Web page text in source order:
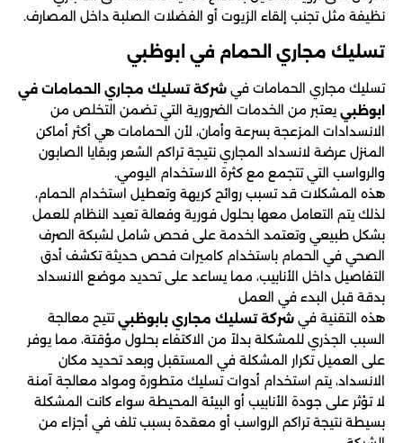
نظيفة مثل تجنب إلقاء الزيوت أو الفضلات الصلبة داخل المصارف.
تسليك مجاري الحمام في ابوظبي
تسليك مجاري الحمامات في شركة تسليك مجاري الحمامات في
ابوظبي يعتبر من الخدمات الضرورية التي تضمن التخلص من
الانسدادات المزعجة بسرعة وأمان، لأن الحمامات هي أكثر أماكن
المنزل عرضة لانسداد المجاري نتيجة تراكم الشعر وبقايا الصابون
والرواسب التي تتجمع مع كثرة الاستخدام اليومي.
هذه المشكلات قد تسبب روائح كريهة وتعطيل استخدام الحمام،
لذلك يتم التعامل معها بحلول فورية وفعالة تعيد النظام للعمل
بشكل طبيعي وتعتمد الخدمة على فحص شامل لشبكة الصرف
الصحي في الحمام باستخدام كاميرات فحص حديثة تكشف أدق
التفاصيل داخل الأنابيب، مما يساعد على تحديد موضع الانسداد
بدقة قبل البدء في العمل
هذه التقنية في شركة تسليك مجاري بابوظبيتتيح معالجة
السبب الجذري للمشكلة بدلاً من الاكتفاء بحلول مؤقتة، مما يوفر
على العميل تكرار المشكلة في المستقبل وبعد تحديد مكان
الانسداد، يتم استخدام أدوات تسليك متطورة ومواد معالجة آمنة
لا تؤثر على جودة الأنابيب أو البيئة المحيطة سواء كانت المشكلة
بسيطة نتيجة تراكم الرواسب أو معقدة بسبب تلف في أجزاء من